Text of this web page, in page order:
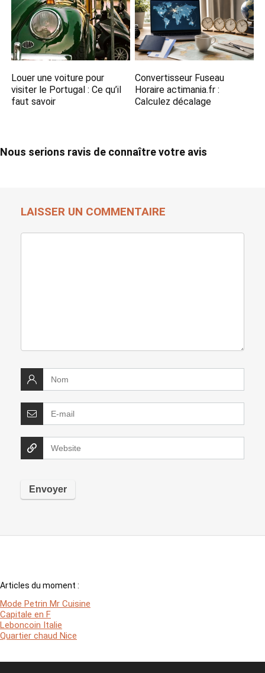
Louer une voiture pour
visiter le Portugal : Ce qu’il
faut savoir
Convertisseur Fuseau
Horaire actimania.fr​ :
Calculez décalage
Nous serions ravis de connaître votre avis
LAISSER UN COMMENTAIRE
Articles du moment :
Mode Petrin Mr Cuisine
Capitale en F
Leboncoin Italie
Quartier chaud Nice